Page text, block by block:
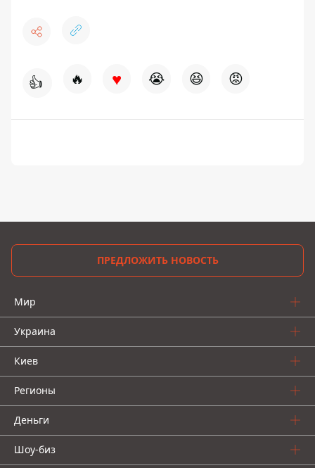
👍 🔥 ♥ 😭 😆 😡
ПРЕДЛОЖИТЬ НОВОСТЬ
Мир
Украина
Киев
Регионы
Деньги
Шоу-биз